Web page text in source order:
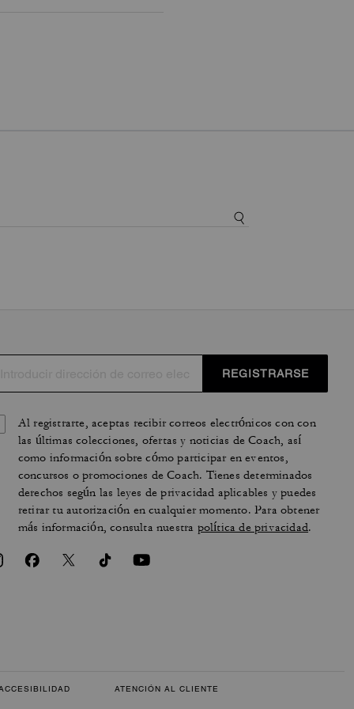
REGISTRARSE
Al registrarte, aceptas recibir correos electrónicos con con
las últimas colecciones, ofertas y noticias de Coach, así
como información sobre cómo participar en eventos,
concursos o promociones de Coach. Tienes determinados
derechos según las leyes de privacidad aplicables y puedes
retirar tu autorización en cualquier momento. Para obtener
más información, consulta nuestra política de privacidad.
ATENCIÓN AL CLIENTE